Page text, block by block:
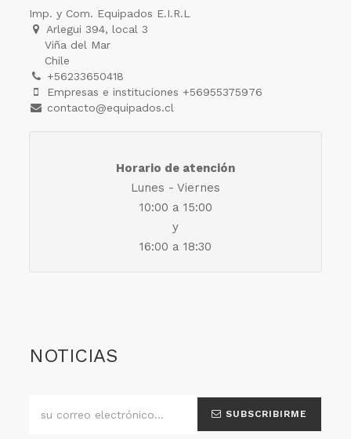
Imp. y Com. Equipados E.I.R.L
Arlegui 394, local 3
Viña del Mar
Chile
+56233650418
Empresas e instituciones +56955375976
contacto@equipados.cl
Horario de atención
Lunes - Viernes
10:00 a 15:00
y
16:00 a 18:30
NOTICIAS
SUBSCRIBIRME